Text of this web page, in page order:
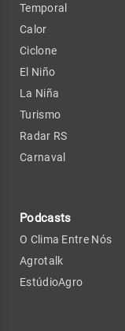
Temporal
Calor
Ciclone
El Niño
La Niña
Turismo
Radar RS
Carnaval
Podcasts
O Clima Entre Nós
Agrotalk
EstúdioAgro